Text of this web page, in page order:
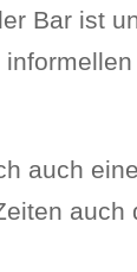
Bar ist
auch